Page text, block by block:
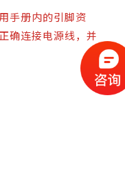
手册内的引脚资
确连接电源线，并